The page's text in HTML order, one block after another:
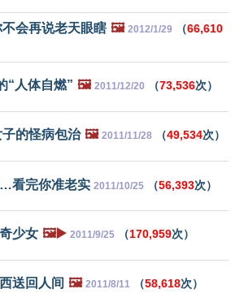
会再说老天眼瞎 🖼️ 2012/1/29 （66,610
“人体自燃” 🖼️ 2011/12/20 （73,536次）
的怪病包治 🖼️ 2011/11/28 （49,534次）
看完你准老实 2011/10/25 （56,393次）
少女 🖼️▶️ 2011/9/25 （170,959次）
送回人间 🖼️ 2011/8/11 （58,618次）